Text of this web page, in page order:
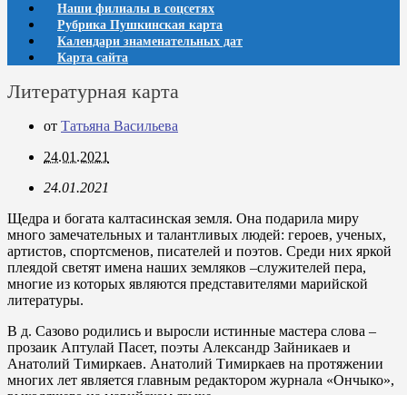
Наши филиалы в соцсетях
Рубрика Пушкинская карта
Календари знаменательных дат
Карта сайта
Литературная карта
от Татьяна Васильева
24.01.2021
24.01.2021
Щедра и богата калтасинская земля. Она подарила миру
много замечательных и талантливых людей: героев, ученых,
артистов, спортсменов, писателей и поэтов. Среди них яркой
плеядой светят имена наших земляков –служителей пера,
многие из которых являются представителями марийской
литературы.
В д. Сазово родились и выросли истинные мастера слова –
прозаик Аптулай Пасет, поэты Александр Зайникаев и
Анатолий Тимиркаев. Анатолий Тимиркаев на протяжении
многих лет является главным редактором журнала «Ончыко»,